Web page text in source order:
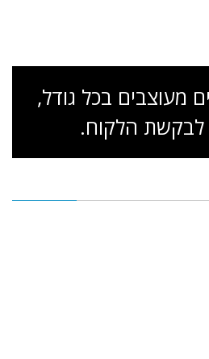
מעוצבים בכל גודל,
לבקשת הלקוח.